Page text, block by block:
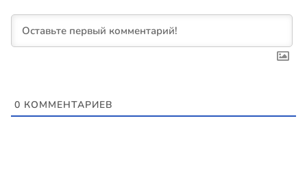
0 КОММЕНТАРИЕВ